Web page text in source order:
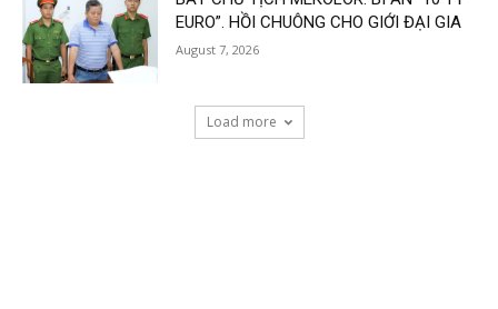
EURO”. HỒI CHUÔNG CHO GIỚI ĐẠI GIA
August 7, 2026
Load more